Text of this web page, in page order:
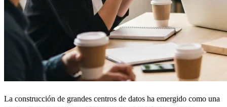
La construcción de grandes centros de datos ha emergido como una